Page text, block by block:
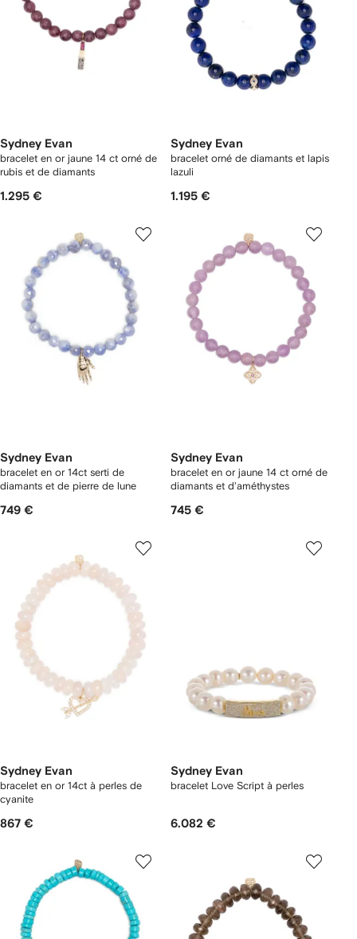
Sydney Evan
bracelet en or jaune 14 ct orné de
rubis et de diamants
1.295 €
Sydney Evan
bracelet orné de diamants et lapis
lazuli
1.195 €
Sydney Evan
bracelet en or 14ct serti de
diamants et de pierre de lune
749 €
Sydney Evan
bracelet en or jaune 14 ct orné de
diamants et d'améthystes
745 €
Sydney Evan
bracelet en or 14ct à perles de
cyanite
867 €
Sydney Evan
bracelet Love Script à perles
6.082 €